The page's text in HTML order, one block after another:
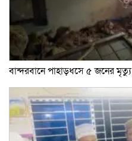
বান্দরবানে পাহাড়ধসে ৫ জনের মৃত্যু